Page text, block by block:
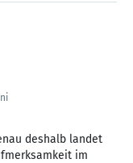
deshalb landet
im